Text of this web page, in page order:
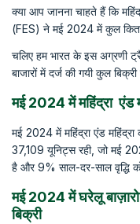
क्या आप जानना चाहते हैं कि
(FES) ने मई 2024 में कुल
चलिए हम भारत के इस अग्रणी
बाजारों में दर्ज की गयी कुल
मई 2024 में महिंद्रा एंड
मई 2024 में महिंद्रा एंड महिंद्रा
37,109 यूनिट्स रही, जो मई
है और 9% साल-दर-साल वृद्धि को
मई 2024 में घरेलू
बिक्री